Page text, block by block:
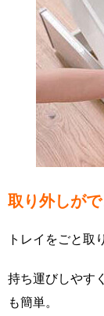
取り外しが
トレイをごと取
持ち運びしやす
も簡単。